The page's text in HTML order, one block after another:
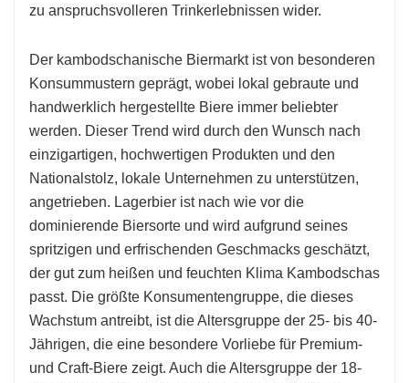
zu anspruchsvolleren Trinkerlebnissen wider.
Der kambodschanische Biermarkt ist von besonderen
Konsummustern geprägt, wobei lokal gebraute und
handwerklich hergestellte Biere immer beliebter
werden. Dieser Trend wird durch den Wunsch nach
einzigartigen, hochwertigen Produkten und den
Nationalstolz, lokale Unternehmen zu unterstützen,
angetrieben. Lagerbier ist nach wie vor die
dominierende Biersorte und wird aufgrund seines
spritzigen und erfrischenden Geschmacks geschätzt,
der gut zum heißen und feuchten Klima Kambodschas
passt. Die größte Konsumentengruppe, die dieses
Wachstum antreibt, ist die Altersgruppe der 25- bis 40-
Jährigen, die eine besondere Vorliebe für Premium-
und Craft-Biere zeigt. Auch die Altersgruppe der 18-